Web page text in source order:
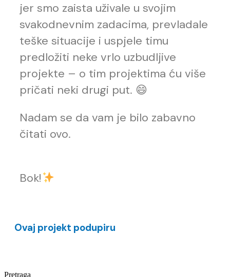
jer smo zaista uživale u svojim
svakodnevnim zadacima, prevladale
teške situacije i uspjele timu
predložiti neke vrlo uzbudljive
projekte – o tim projektima ću više
pričati neki drugi put. 😄
Nadam se da vam je bilo zabavno
čitati ovo.
Bok!
Ovaj projekt podupiru
Pretraga